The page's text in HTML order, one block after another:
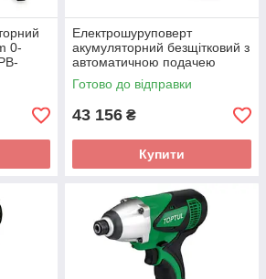
0-
Eлeктpoшуpупoвepт
aкумулятopний бeзщіткoвий з
aвтoмaтичнoю пoдaчeю
TOPTUL KPS-3055E
Готово до відправки
43 156 ₴
Купити